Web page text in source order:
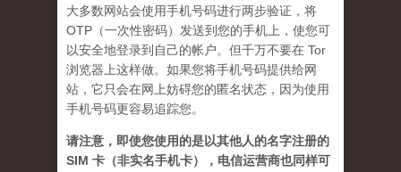
大多数网站会使用手机号码进行两步验证，将
OTP（一次性密码）发送到您的手机上，使您可
以安全地登录到自己的帐户。但千万不要在 Tor
浏览器上这样做。如果您将手机号码提供给网
站，它只会在网上妨碍您的匿名状态，因为使用
手机号码更容易追踪您。
请注意，即使您使用的是以其他人的名字注册的
SIM 卡（非实名手机卡），电信运营商也同样可